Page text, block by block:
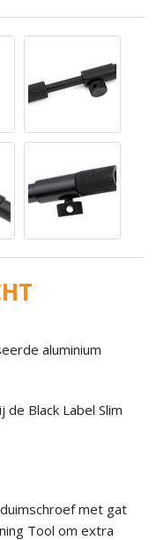
aluminium
Black Label Slim
met gat
Tool om extra